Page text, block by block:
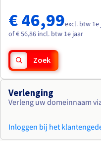
€ 46,99excl. btw 1e
of € 56,86 incl. btw 1e jaar
Zoek
Verlenging
Verleng uw domeinnaam
Inloggen bij het